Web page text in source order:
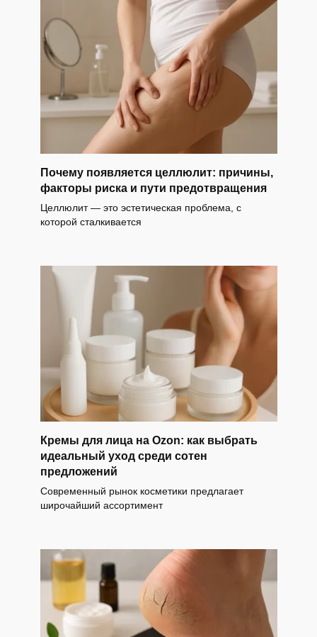
Почему появляется целлюлит: причины,
факторы риска и пути предотвращения
Целлюлит — это эстетическая проблема, с
которой сталкивается
Кремы для лица на Ozon: как выбрать
идеальный уход среди сотен
предложений
Современный рынок косметики предлагает
широчайший ассортимент